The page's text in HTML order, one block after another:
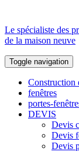
Le spécialiste des
de la maison neuve
Toggle navigation
Construction
fenêtres
portes-
DEVIS
Devis
Devis
Devis